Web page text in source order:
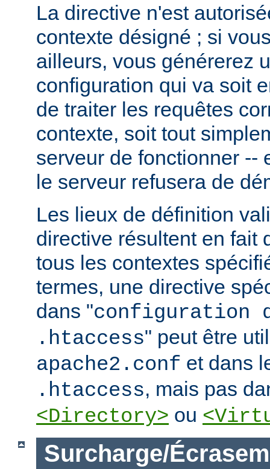
La directive n'est
contexte désigné ; si
ailleurs, vous générerez
configuration qui va soit
de traiter les requêtes
contexte, soit tout
serveur de fonctionner --
le serveur refusera de
Les lieux de définition
directive résultent en fait
tous les contextes
termes, une directive
dans "configuration
.htaccess" peut être
apache2.conf et dans
.htaccess, mais pas
<Directory> ou
Surcharge/